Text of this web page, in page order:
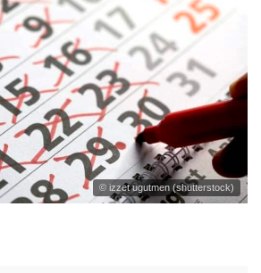
© izzet ugutmen (shutterstock)